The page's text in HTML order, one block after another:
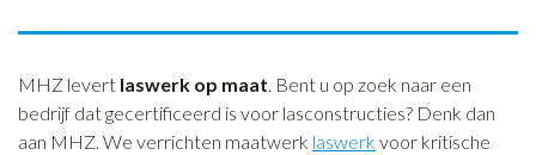
PRODUCTEN
MACHINEVERHUUR
GALERIJ
MHZ levert laswerk op maat. Bent u op zoek naar een
bedrijf dat gecertificeerd is voor lasconstructies? Denk dan
aan MHZ. We verrichten maatwerk laswerk voor kritische